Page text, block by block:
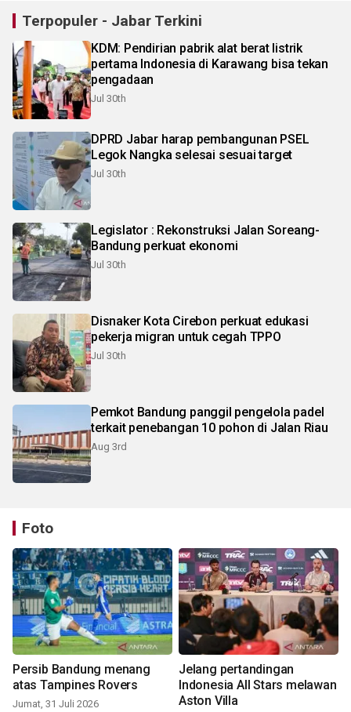
Terpopuler - Jabar Terkini
KDM: Pendirian pabrik alat berat listrik
pertama Indonesia di Karawang bisa tekan
pengadaan
Jul 30th
DPRD Jabar harap pembangunan PSEL
Legok Nangka selesai sesuai target
Jul 30th
Legislator : Rekonstruksi Jalan Soreang-
Bandung perkuat ekonomi
Jul 30th
Disnaker Kota Cirebon perkuat edukasi
pekerja migran untuk cegah TPPO
Jul 30th
Pemkot Bandung panggil pengelola padel
terkait penebangan 10 pohon di Jalan Riau
Aug 3rd
Foto
Persib Bandung menang
atas Tampines Rovers
Jumat, 31 Juli 2026
Jelang pertandingan
Indonesia All Stars melawan
Aston Villa